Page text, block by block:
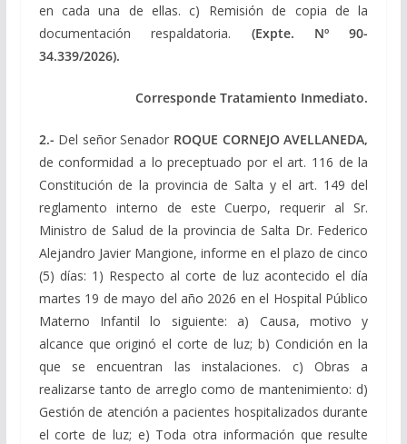
en cada una de ellas. c) Remisión de copia de la
documentación respaldatoria. (Expte. Nº 90-
34.339/2026).
Corresponde Tratamiento Inmediato.
2.- Del señor Senador ROQUE CORNEJO AVELLANEDA,
de conformidad a lo preceptuado por el art. 116 de la
Constitución de la provincia de Salta y el art. 149 del
reglamento interno de este Cuerpo, requerir al Sr.
Ministro de Salud de la provincia de Salta Dr. Federico
Alejandro Javier Mangione, informe en el plazo de cinco
(5) días: 1) Respecto al corte de luz acontecido el día
martes 19 de mayo del año 2026 en el Hospital Público
Materno Infantil lo siguiente: a) Causa, motivo y
alcance que originó el corte de luz; b) Condición en la
que se encuentran las instalaciones. c) Obras a
realizarse tanto de arreglo como de mantenimiento: d)
Gestión de atención a pacientes hospitalizados durante
el corte de luz; e) Toda otra información que resulte